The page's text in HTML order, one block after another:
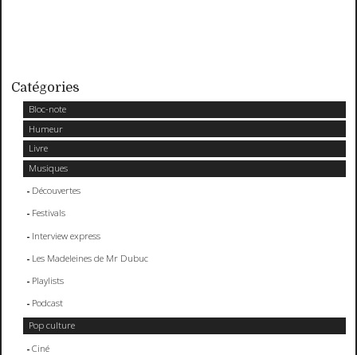
Catégories
Bloc-note
Humeur
Livre
Musiques
Découvertes
Festivals
Interview express
Les Madeleines de Mr Dubuc
Playlists
Podcast
Pop culture
Ciné